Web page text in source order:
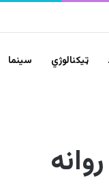
ټیکنالوژي سينما